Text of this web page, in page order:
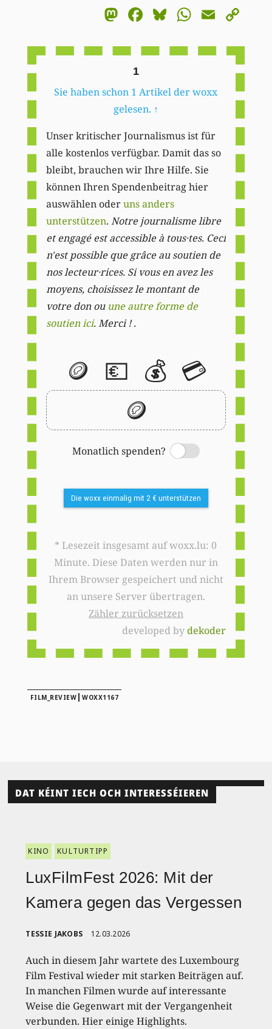
Mastodon
Facebook
BlueskyEmail
1
Sie haben schon 1 Artikel der woxx
gelesen. ↑
Unser kritischer Journalismus ist für
alle kostenlos verfügbar. Damit das so
bleibt, brauchen wir Ihre Hilfe. Sie
können Ihren Spendenbeitrag hier
auswählen oderuns anders
unterstützen. Notre journalisme libre
et engagé est accessible à tous·tes. Ceci
n'est possible que grâce au soutien de
nos lecteur·rices. Si vous en avez les
moyens, choisissez le montant de
votre don ou une autre forme de
soutien ici. Merci ! .
🪙 💶 💰 💳
🪙
Monatlich spenden?
Switch
Die woxx einmalig mit 2 € unterstützen
* Lesezeit insgesamt auf woxx.lu: 0
Minute. Diese Daten werden nur in
Ihrem Browser gespeichert und nicht
an unsere Server übertragen.
Zähler zurücksetzen
developed bydekoder
FILM_REVIEW |WOXX1167
DAT KÉINT IECH OCH INTERESSÉIEREN
KINO KULTURTIPP
LuxFilmFest 2026: Mit der
Kamera gegen das Vergessen
TESSIE JAKOBS 12.03.2026
Auch in diesem Jahr wartete des Luxembourg
Film Festival wieder mit starken Beiträgen auf.
In manchen Filmen wurde auf interessante
Weise die Gegenwart mit der Vergangenheit
verbunden. Hier einige Highlights.